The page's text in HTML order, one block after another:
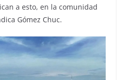
a esto, en la comunidad
Gómez Chuc.